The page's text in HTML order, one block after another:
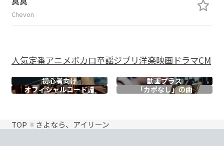
Chevon
人気定番アニメボカロ童謡ジブリ洋楽映画ドラマCM
初心者向け
動画プラス
オフィシャルコード譜 「カポなし」の曲
TOP さよなら、アイリーン